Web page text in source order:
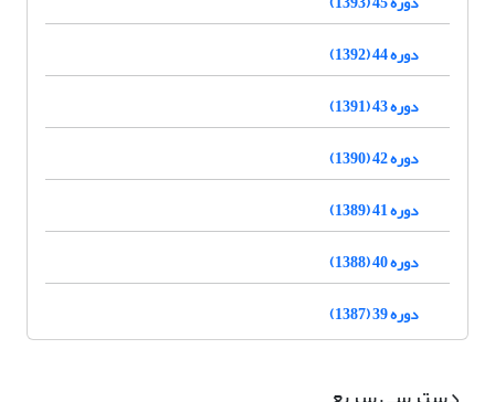
دوره 44 (1392)
دوره 43 (1391)
دوره 42 (1390)
دوره 41 (1389)
دوره 40 (1388)
دوره 39 (1387)